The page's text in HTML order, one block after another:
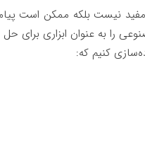
مفید نیست بلکه ممکن است
را به عنوان ابزاری برای
کنیم که: